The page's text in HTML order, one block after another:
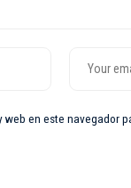
en este navegador